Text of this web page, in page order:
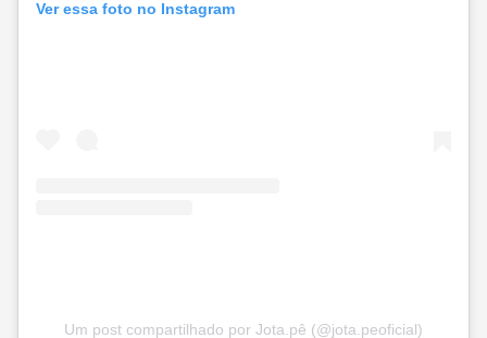
Ver essa foto no Instagram
Um post compartilhado por Jota.pê (@jota.peoficial)